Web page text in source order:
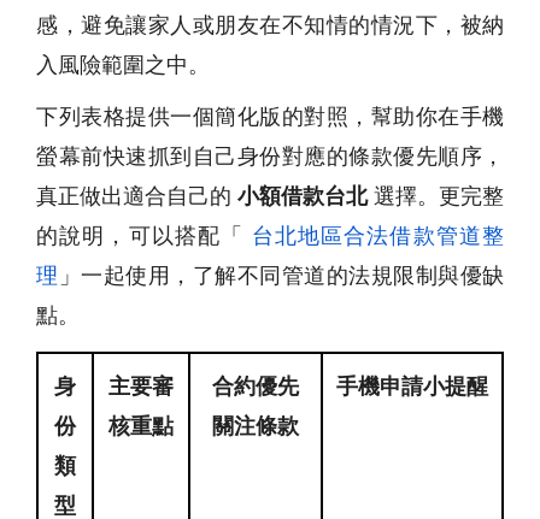
感，避免讓家人或朋友在不知情的情況下，被納
入風險範圍之中。
下列表格提供一個簡化版的對照，幫助你在手機
螢幕前快速抓到自己身份對應的條款優先順序，
真正做出適合自己的 小額借款台北選擇。更完整
的說明，可以搭配「 台北地區合法借款管道整
理 」一起使用，了解不同管道的法規限制與優缺
點。
身
份
類
型
主要審
核重點
合約優先
關注條款
手機申請小提醒